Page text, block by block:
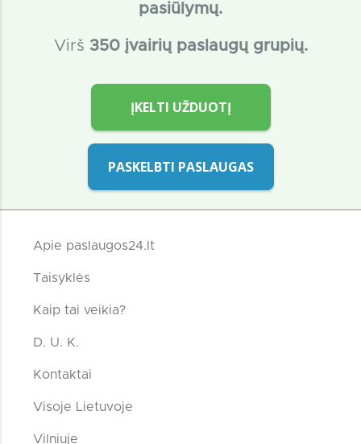
pasiūlymų.
Virš 350 įvairių paslaugų grupių.
ĮKELTI UŽDUOTĮ
PASKELBTI PASLAUGAS
Apie paslaugos24.lt
Taisyklės
Kaip tai veikia?
D. U. K.
Kontaktai
Visoje Lietuvoje
Vilniuje